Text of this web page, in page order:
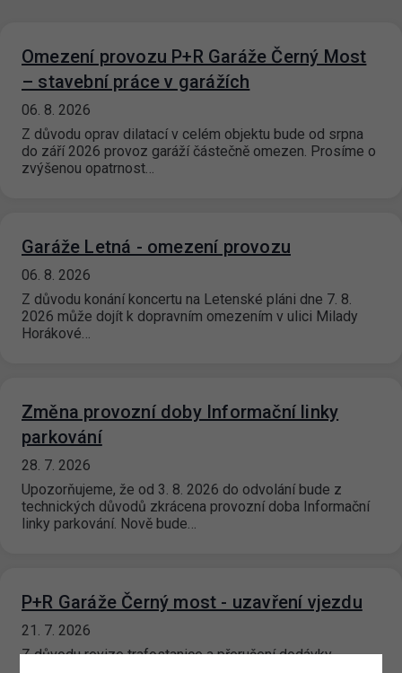
Omezení provozu P+R Garáže Černý Most
– stavební práce v garážích
06. 8. 2026
Z důvodu oprav dilatací v celém objektu bude od srpna
do září 2026 provoz garáží částečně omezen. Prosíme o
zvýšenou opatrnost…
Garáže Letná - omezení provozu
06. 8. 2026
Z důvodu konání koncertu na Letenské pláni dne 7. 8.
2026 může dojít k dopravním omezením v ulici Milady
Horákové…
Změna provozní doby Informační linky
parkování
28. 7. 2026
Upozorňujeme, že od 3. 8. 2026 do odvolání bude z
technických důvodů zkrácena provozní doba Informační
linky parkování. Nově bude…
P+R Garáže Černý most - uzavření vjezdu
21. 7. 2026
Z důvodu revize trafostanice a přerušení dodávky